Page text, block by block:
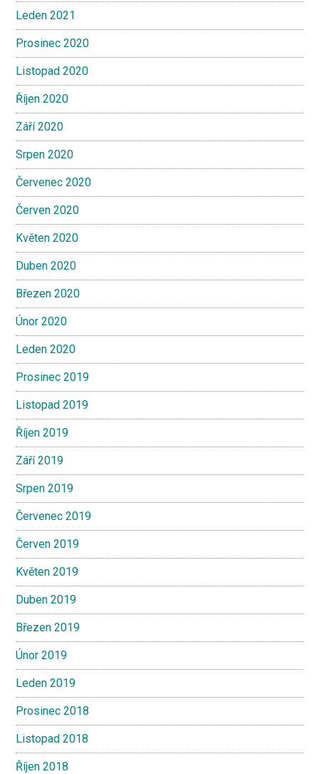
Leden 2021
Prosinec 2020
Listopad 2020
Říjen 2020
Září 2020
Srpen 2020
Červenec 2020
Červen 2020
Květen 2020
Duben 2020
Březen 2020
Únor 2020
Leden 2020
Prosinec 2019
Listopad 2019
Říjen 2019
Září 2019
Srpen 2019
Červenec 2019
Červen 2019
Květen 2019
Duben 2019
Březen 2019
Únor 2019
Leden 2019
Prosinec 2018
Listopad 2018
Říjen 2018